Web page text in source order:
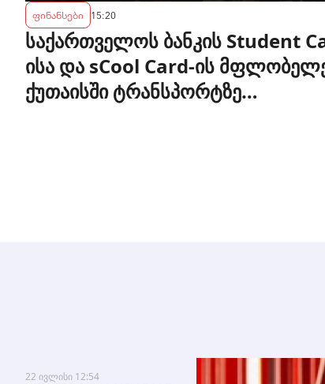
ფინანსები 15:20
საქართველოს ბანკის Student
ისა და sCool Card-ის
ქუთაისში ტრანსპორტზე
22 ივლისი 12:54